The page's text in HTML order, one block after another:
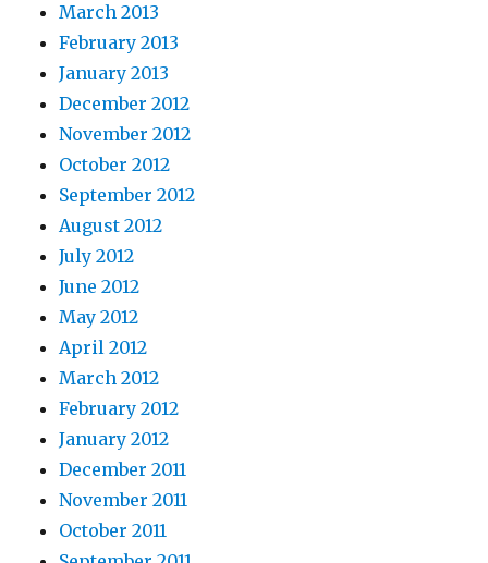
March 2013
February 2013
January 2013
December 2012
November 2012
October 2012
September 2012
August 2012
July 2012
June 2012
May 2012
April 2012
March 2012
February 2012
January 2012
December 2011
November 2011
October 2011